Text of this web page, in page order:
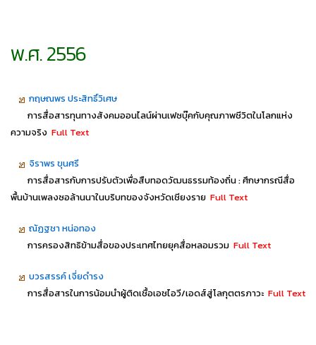
พ.ศ. 2556
กฤษณพร ประสิทธิ์วิเศษ
การสื่อสารทุนทางสังคมออนไลน์ผ่านเฟซบุ๊คกับคุณภาพชีวิตในโลกแห่ง
ความจริง Full Text
จิราพร ขุนศรี
การสื่อสารกับการปรับตัวเพื่อสืบทอดวัฒนธรรมท้องถิ่น : ศึกษากรณีสื่อ
พื้นบ้านเพลงซอล้านนาในบริบทของจังหวัดเชียงราย Full Text
ณัฏฐชา หน่อทอง
การครองสิทธิข้ามสื่อของประเทศไทยยุคสื่อหลอมรวม Full Text
บวรสรรค์ เจี่ยดำรง
การสื่อสารในการน้อมนำผู้ติดเชื้อเอชไอวี/เอดส์สู่โลกุตตรภาวะ Full Text